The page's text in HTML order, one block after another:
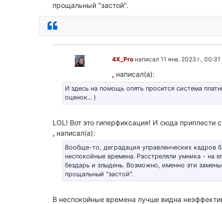
прощальный "застой".
4X_Pro написал 11 янв. 2023 г., 00:31
, написал(а):
И здесь на помощь опять просится система
оценок... )
LOL! Вот это гиперфиксация! И сюда приплести
, написал(а):
Вообще-то, деградация управленческих кадров
неспокойные времена. Расстреляли умника - на
бездарь и злыдень. Возможно, именно эти
прощальный "застой".
В неспокойные времена лучше видна